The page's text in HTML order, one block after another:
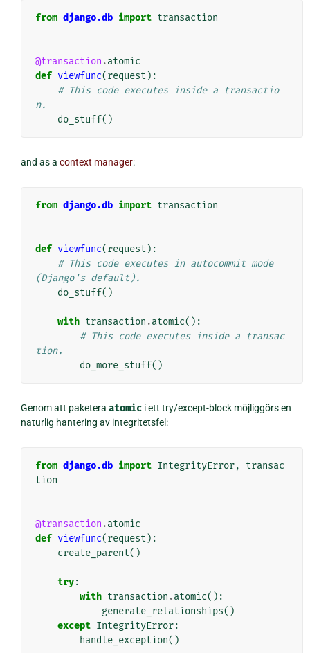
from django.db import transaction
@transaction .atomic
def viewfunc(request ):
# This code executes inside a transactio
n.
do_stuff()
and as a context manager:
from django.db import transaction
def viewfunc(request ):
# This code executes in autocommit mode
(Django's default).
do_stuff()
with transaction .atomic():
# This code executes inside a transac
tion.
do_more_stuff()
Genom att paketera atomici ett try/except-block möjliggörs en
naturlig hantering av integritetsfel:
from django.db import IntegrityError,
transac
tion
@transaction .atomic
def viewfunc(request ):
create_parent()
try:
with transaction .atomic():
generate_relationships()
except IntegrityError:
handle_exception()